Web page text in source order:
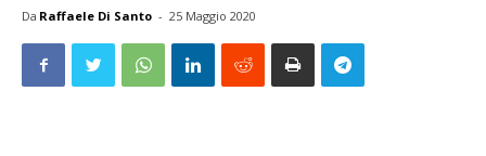
Da Raffaele Di Santo - 25 Maggio 2020